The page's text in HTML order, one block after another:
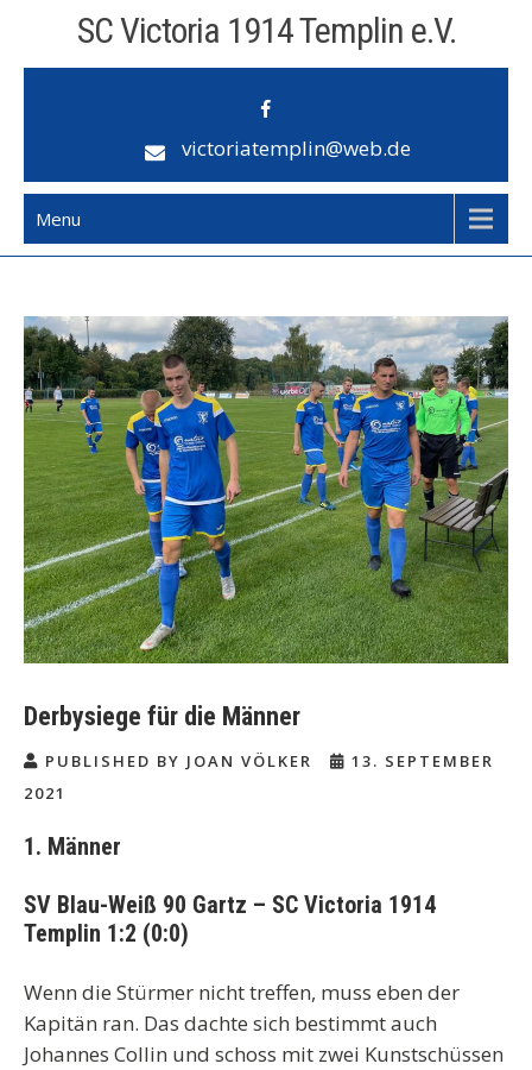
content
SC Victoria 1914 Templin e.V.
victoriatemplin@web.de
Menu
Derbysiege für die Männer
PUBLISHED BY JOAN VÖLKER
13. SEPTEMBER
2021
1. Männer
SV Blau-Weiß 90 Gartz – SC Victoria 1914
Templin 1:2 (0:0)
Wenn die Stürmer nicht treffen, muss eben der
Kapitän ran. Das dachte sich bestimmt auch
Johannes Collin und schoss mit zwei Kunstschüssen